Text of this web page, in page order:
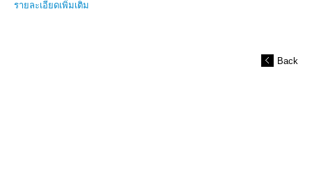
รายละเอียดเพิ่มเติม
Back